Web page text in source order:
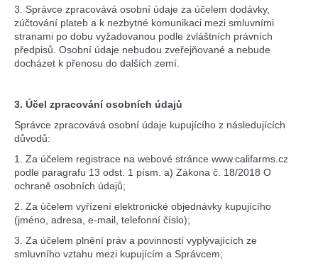
3. Správce zpracovává osobní údaje za účelem dodávky,
zúčtování plateb a k nezbytné komunikaci mezi smluvními
stranami po dobu vyžadovanou podle zvláštních právních
předpisů. Osobní údaje nebudou zveřejňované a nebude
docházet k přenosu do dalších zemí.
3. Účel zpracování osobních údajů
Správce zpracovává osobní údaje kupujícího z následujících
důvodů:
1. Za účelem registrace na webové stránce www.califarms.cz
podle paragrafu 13 odst. 1 písm. a) Zákona č. 18/2018 O
ochraně osobních údajů;
2. Za účelem vyřízení elektronické objednávky kupujícího
(jméno, adresa, e-mail, telefonní číslo);
3. Za účelem plnění práv a povinností vyplývajících ze
smluvního vztahu mezi kupujícím a Správcem;